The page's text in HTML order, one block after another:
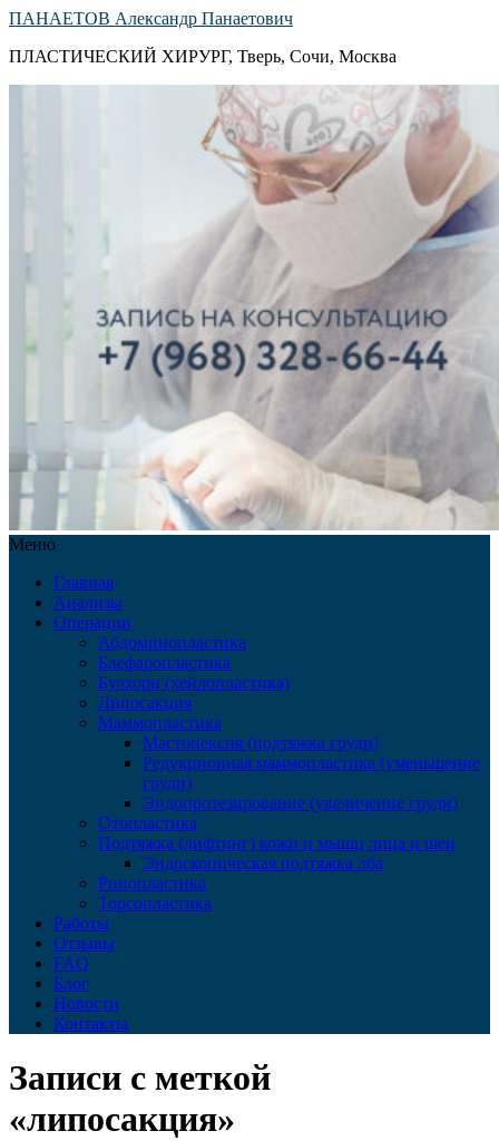
ПАНАЕТОВ Александр Панаетович
ПЛАСТИЧЕСКИЙ ХИРУРГ, Тверь, Сочи, Москва
Меню
Главная
Анализы
Операции
Абдоминопластика
Блефаропластика
Булхорн (хейлопластика)
Липосакция
Маммопластика
Мастопексия (подтяжка груди)
Редукционная маммопластика (уменьшение
груди)
Эндопротезирование (увеличение груди)
Отопластика
Подтяжка (лифтинг) кожи и мышц лица и шеи
Эндоскопическая подтяжка лба
Ринопластика
Торсопластика
Работы
Отзывы
FAQ
Блог
Новости
Контакты
Записи с меткой
«липосакция»